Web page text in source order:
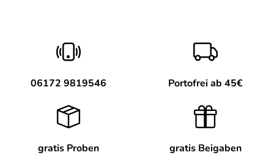
06172 9819546 Portofrei ab 45€
gratis Proben gratis Beigaben